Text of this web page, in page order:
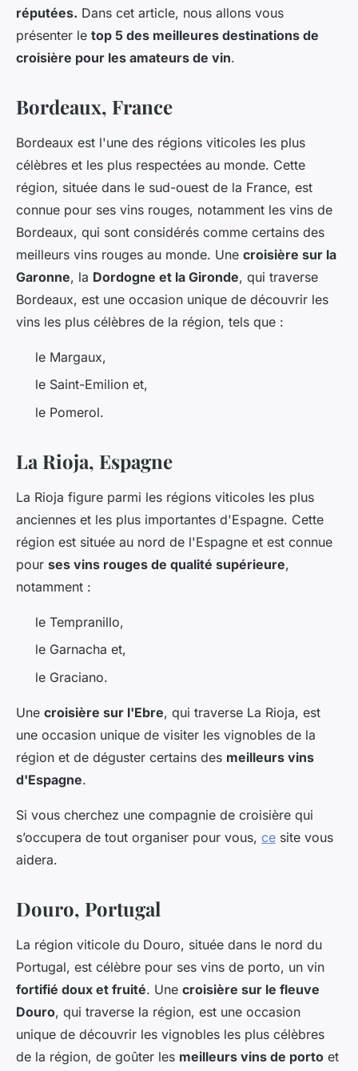
réputées. Dans cet article, nous allons vous
présenter le top 5 des meilleures destinations de
croisière pour les amateurs de vin.
Bordeaux, France
Bordeaux est l'une des régions viticoles les plus
célèbres et les plus respectées au monde. Cette
région, située dans le sud-ouest de la France, est
connue pour ses vins rouges, notamment les vins de
Bordeaux, qui sont considérés comme certains des
meilleurs vins rouges au monde. Une croisière sur la
Garonne, la Dordogne et la Gironde, qui traverse
Bordeaux, est une occasion unique de découvrir les
vins les plus célèbres de la région, tels que :
le Margaux,
le Saint-Emilion et,
le Pomerol.
La Rioja, Espagne
La Rioja figure parmi les régions viticoles les plus
anciennes et les plus importantes d'Espagne. Cette
région est située au nord de l'Espagne et est connue
pour ses vins rouges de qualité supérieure,
notamment :
le Tempranillo,
le Garnacha et,
le Graciano.
Une croisière sur l'Ebre, qui traverse La Rioja, est
une occasion unique de visiter les vignobles de la
région et de déguster certains des meilleurs vins
d'Espagne.
Si vous cherchez une compagnie de croisière qui
s’occupera de tout organiser pour vous, ce site vous
aidera.
Douro, Portugal
La région viticole du Douro, située dans le nord du
Portugal, est célèbre pour ses vins de porto, un vin
fortifié doux et fruité. Une croisière sur le fleuve
Douro, qui traverse la région, est une occasion
unique de découvrir les vignobles les plus célèbres
de la région, de goûter les meilleurs vins de porto et